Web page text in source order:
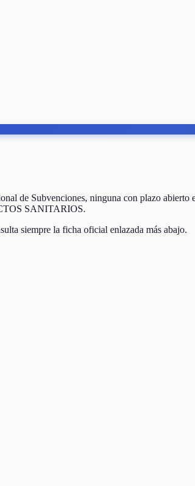
de Subvenciones, ninguna con plazo abierto
SANITARIOS.
siempre la ficha oficial enlazada más abajo.